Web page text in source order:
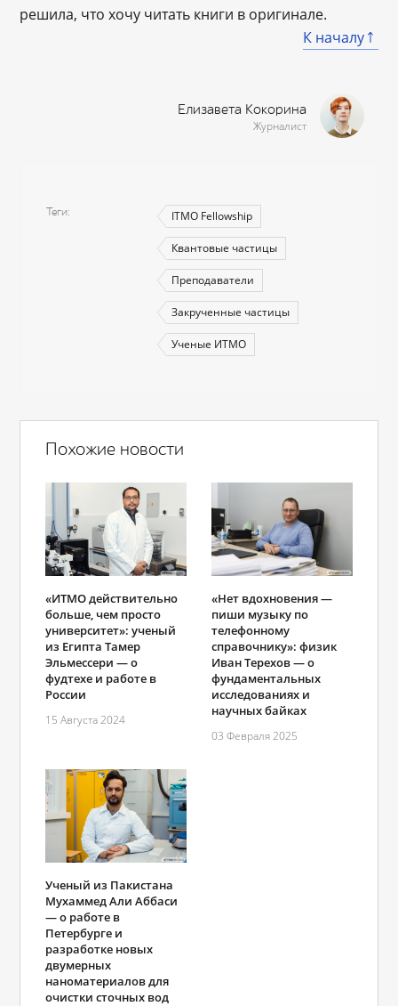
решила, что хочу читать книги в оригинале.
К началу
Елизавета Кокорина
Журналист
Теги ITMO Fellowship
Квантовые частицы
Преподаватели
Закрученные частицы
Ученые ИТМО
Похожие новости
«ИТМО действительно
больше, чем просто
университет»: ученый
из Египта Тамер
Эльмессери ― о
фудтехе и работе в
России
15 Августа 2024
«Нет вдохновения —
пиши музыку по
телефонному
справочнику»: физик
Иван Терехов — о
фундаментальных
исследованиях и
научных байках
03 Февраля 2025
Ученый из Пакистана
Мухаммед Али Аббаси
— о работе в
Петербурге и
разработке новых
двумерных
наноматериалов для
очистки сточных вод